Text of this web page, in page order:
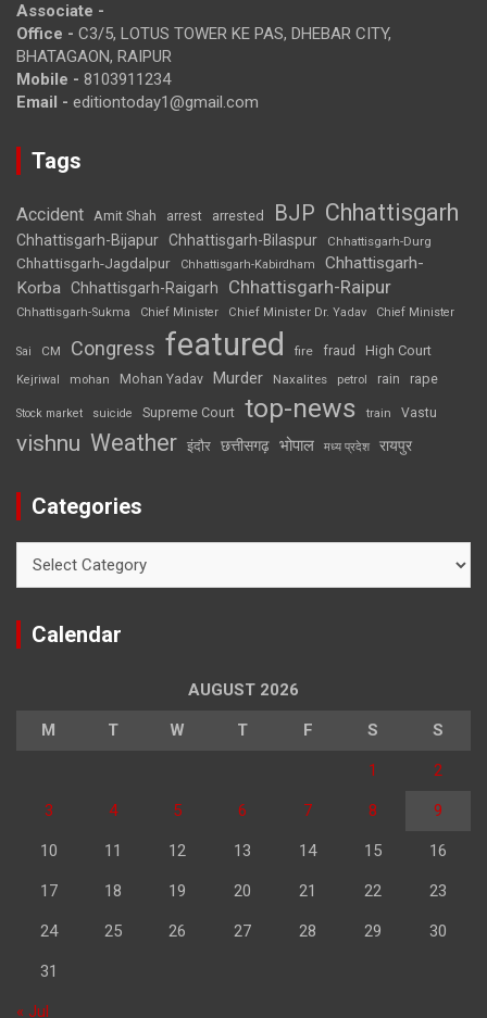
Associate -
Office - C3/5, LOTUS TOWER KE PAS, DHEBAR CITY,
BHATAGAON, RAIPUR
Mobile - 8103911234
Email - editiontoday1@gmail.com
Tags
Accident Amit Shah arrest arrested BJP Chhattisgarh
Chhattisgarh-Bijapur Chhattisgarh-Bilaspur Chhattisgarh-Durg
Chhattisgarh-Jagdalpur Chhattisgarh-Kabirdham
Chhattisgarh-
Korba Chhattisgarh-Raigarh Chhattisgarh-Raipur
Chhattisgarh-Sukma Chief Minister Chief Minister Dr. Yadav Chief Minister
Sai CM Congress featured fire fraud High Court
Kejriwal mohan Mohan Yadav Murder Naxalites petrol rain rape
Stock market suicide Supreme Court top-news train Vastu
vishnu Weather इंदौर छत्तीसगढ़ भोपाल मध्य प्रदेश रायपुर
Categories
Calendar
AUGUST 2026
M T W T F S S
1 2
3 4 5 6 7 8 9
10 11 12 13 14 15 16
17 18 19 20 21 22 23
24 25 26 27 28 29 30
31
« Jul